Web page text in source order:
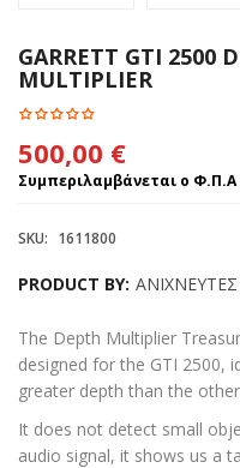
GARRETT GTI 2500
MULTIPLIER
500,00 €
Συμπεριλαμβάνεται ο Φ.Π.Α
SKU: 1611800
PRODUCT BY:
The Depth Multiplier
designed for the GTI 2500,
greater depth than the
It does not detect small
audio signal, it shows us a